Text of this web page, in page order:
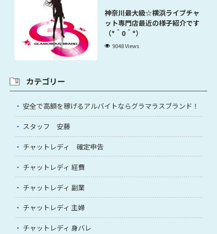
神奈川最大級☆横浜ライブチャ
ット専門店最近の様子紹介です
（*＾0＾*）
9048 Views
カテゴリー
安全で高額を稼げるアルバイトならグラマラスブランド！
スタッフ 安藤
チャットレディ 確定申告
チャットレディ 経費
チャットレディ 副業
チャットレディ 主婦
チャットレディ 身バレ